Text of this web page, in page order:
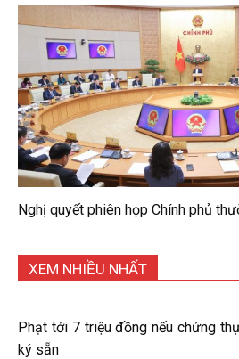
Nghị quyết phiên họp Chính phủ
XEM NHIỀU NHẤT
Phạt tới 7 triệu đồng nếu chứng
ký sẵn